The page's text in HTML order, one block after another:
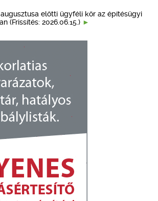
előtti ügyféli kör az építésügyi
(Frissítés: 2026.06.15.)